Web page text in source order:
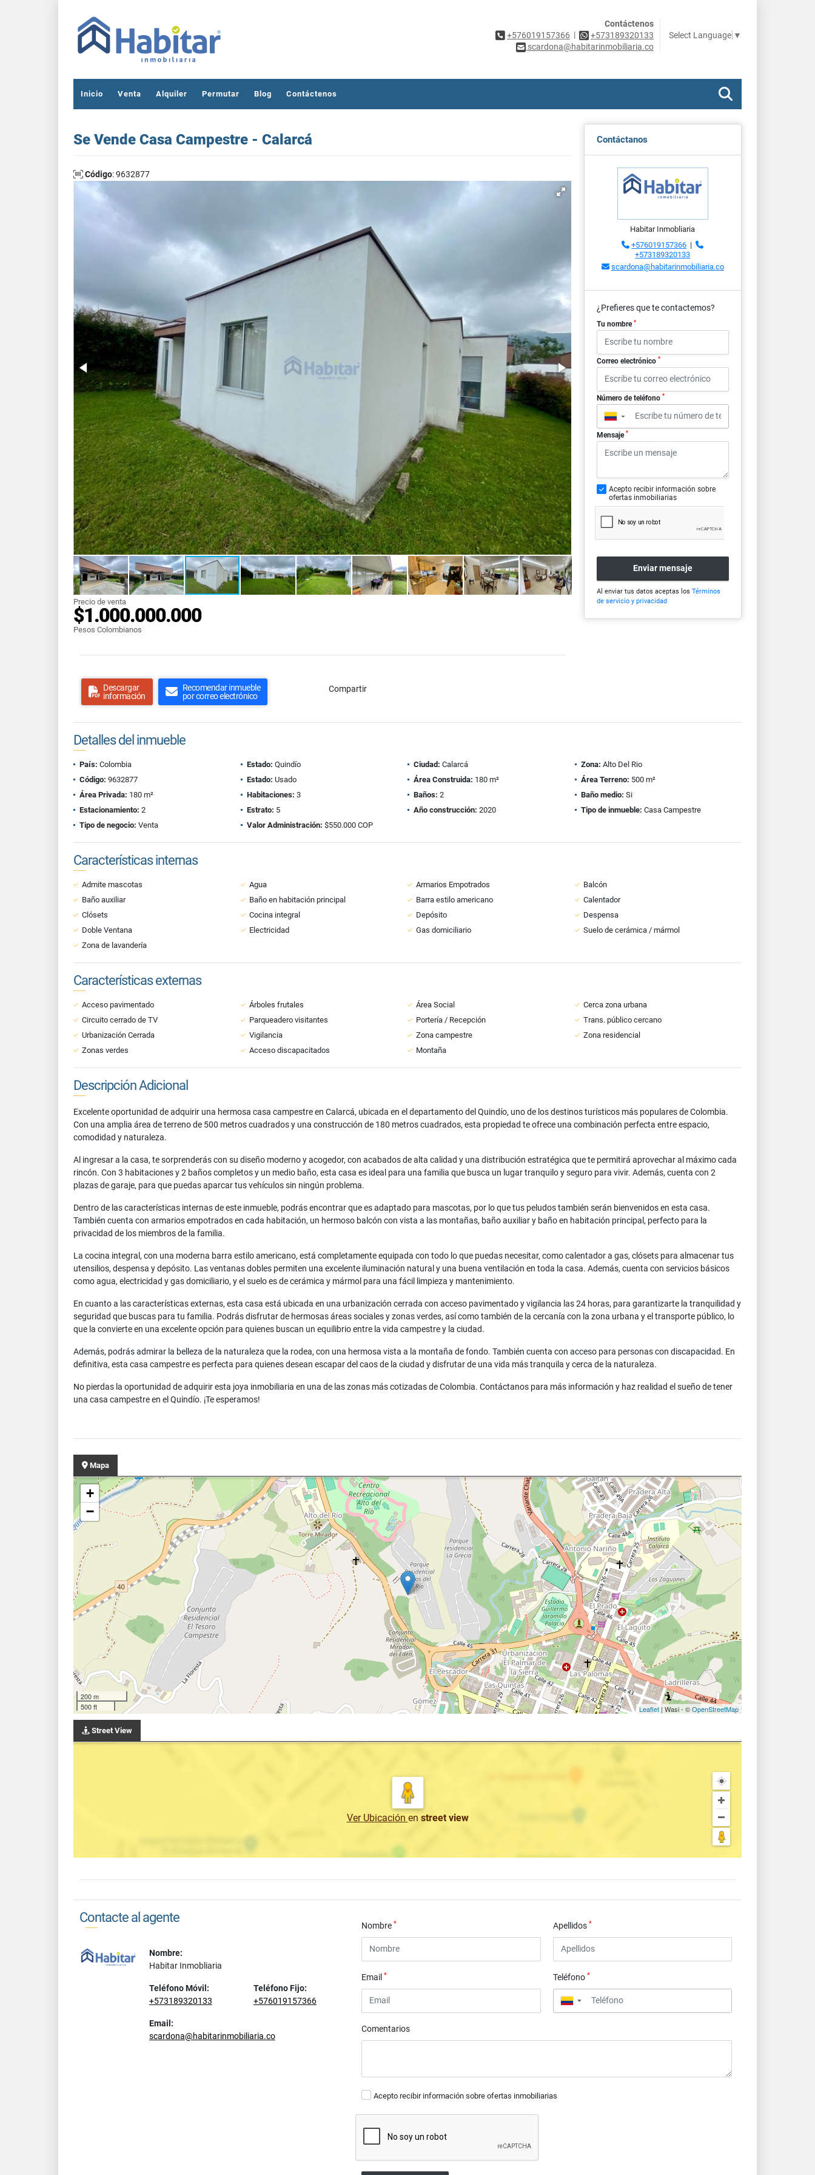
Contáctenos
+576019157366 |
+573189320133
scardona@habitarinmobiliaria.co
Select Language ▼
Inicio Venta Alquiler Permutar Blog Contáctenos
Se Vende Casa Campestre - Calarcá
Código: 9632877
Precio de venta
$1.000.000.000
Pesos Colombianos
Descargar
información
Recomendar inmueble
por correo electrónico
Compartir
Contáctanos
Habitar Inmobliaria
+576019157366 |
+573189320133
scardona@habitarinmobiliaria.co
¿Prefieres que te contactemos?
Tu nombre *
Correo electrónico *
Número de teléfono *
▼
Mensaje *
Acepto recibir información sobre
ofertas inmobiliarias
Enviar mensaje
Al enviar tus datos aceptas los Términos
de servicio y privacidad
Detalles del inmueble
País: Colombia Estado: Quindío Ciudad: Calarcá Zona: Alto Del Rio
Código: 9632877 Estado: Usado Área Construida: 180 m² Área Terreno: 500 m²
Área Privada: 180 m² Habitaciones: 3 Baños: 2 Baño medio: Si
Estacionamiento: 2 Estrato: 5 Año construcción: 2020 Tipo de inmueble: Casa Campestre
Tipo de negocio: Venta Valor Administración: $550.000 COP
Características internas
Admite mascotas Agua Armarios Empotrados
Balcón
Baño auxiliar
Baño en habitación principal Barra estilo americano
Calentador
Clósets
Cocina integral Depósito
Despensa
Doble Ventana
Electricidad Gas domiciliario
Suelo de cerámica / mármol
Zona de lavandería
Características externas
Acceso pavimentado Árboles frutales Área Social
Cerca zona urbana
Circuito cerrado de TV
Parqueadero visitantes Portería / Recepción
Trans. público cercano
Urbanización Cerrada
Vigilancia Zona campestre
Zona residencial
Zonas verdes
Acceso discapacitados Montaña
Descripción Adicional
Excelente oportunidad de adquirir una hermosa casa campestre en Calarcá, ubicada en el departamento del Quindío, uno de los destinos turísticos más populares de Colombia.
Con una amplia área de terreno de 500 metros cuadrados y una construcción de 180 metros cuadrados, esta propiedad te ofrece una combinación perfecta entre espacio,
comodidad y naturaleza.
Al ingresar a la casa, te sorprenderás con su diseño moderno y acogedor, con acabados de alta calidad y una distribución estratégica que te permitirá aprovechar al máximo cada
rincón. Con 3 habitaciones y 2 baños completos y un medio baño, esta casa es ideal para una familia que busca un lugar tranquilo y seguro para vivir. Además, cuenta con 2
plazas de garaje, para que puedas aparcar tus vehículos sin ningún problema.
Dentro de las características internas de este inmueble, podrás encontrar que es adaptado para mascotas, por lo que tus peludos también serán bienvenidos en esta casa.
También cuenta con armarios empotrados en cada habitación, un hermoso balcón con vista a las montañas, baño auxiliar y baño en habitación principal, perfecto para la
privacidad de los miembros de la familia.
La cocina integral, con una moderna barra estilo americano, está completamente equipada con todo lo que puedas necesitar, como calentador a gas, clósets para almacenar tus
utensilios, despensa y depósito. Las ventanas dobles permiten una excelente iluminación natural y una buena ventilación en toda la casa. Además, cuenta con servicios básicos
como agua, electricidad y gas domiciliario, y el suelo es de cerámica y mármol para una fácil limpieza y mantenimiento.
En cuanto a las características externas, esta casa está ubicada en una urbanización cerrada con acceso pavimentado y vigilancia las 24 horas, para garantizarte la tranquilidad y
seguridad que buscas para tu familia. Podrás disfrutar de hermosas áreas sociales y zonas verdes, así como también de la cercanía con la zona urbana y el transporte público, lo
que la convierte en una excelente opción para quienes buscan un equilibrio entre la vida campestre y la ciudad.
Además, podrás admirar la belleza de la naturaleza que la rodea, con una hermosa vista a la montaña de fondo. También cuenta con acceso para personas con discapacidad. En
definitiva, esta casa campestre es perfecta para quienes desean escapar del caos de la ciudad y disfrutar de una vida más tranquila y cerca de la naturaleza.
No pierdas la oportunidad de adquirir esta joya inmobiliaria en una de las zonas más cotizadas de Colombia. Contáctanos para más información y haz realidad el sueño de tener
una casa campestre en el Quindío. ¡Te esperamos!
Mapa
+
−
200 m
500 ft
Leaflet| Wasi - ©OpenStreetMap
Street View
Ver Ubicación en street view
Contacte al agente
Nombre:
Habitar Inmobliaria
Teléfono Móvil:
+573189320133
Teléfono Fijo:
+576019157366
Email:
scardona@habitarinmobiliaria.co
Nombre* Apellidos *
Email* Teléfono *
▼
Comentarios
Acepto recibir información sobre ofertas inmobiliarias